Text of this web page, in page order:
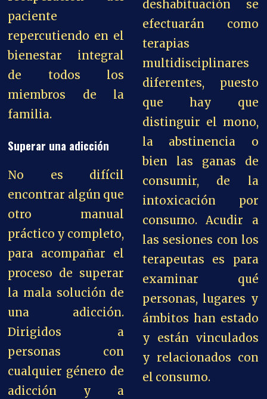
paciente
repercutiendo en el
bienestar integral
de todos los
miembros de la
familia.
Superar una adicción
No es difícil
encontrar algún que
otro manual
práctico y completo,
para acompañar el
proceso de superar
la mala solución de
una adicción.
Dirigidos a
personas con
cualquier género de
adicción y a
deshabituación se
efectuarán como
terapias
multidisciplinares
diferentes, puesto
que hay que
distinguir el mono,
la abstinencia o
bien las ganas de
consumir, de la
intoxicación por
consumo. Acudir a
las sesiones con los
terapeutas es para
examinar qué
personas, lugares y
ámbitos han estado
y están vinculados
y relacionados con
el consumo.